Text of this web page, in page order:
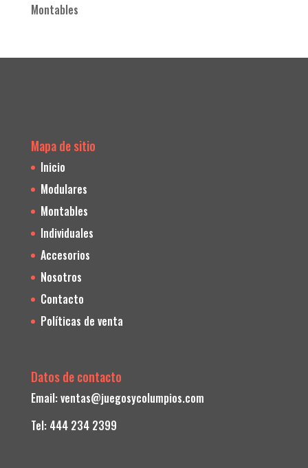
Montables
Mapa de sitio
Inicio
Modulares
Montables
Individuales
Accesorios
Nosotros
Contacto
Políticas de venta
Datos de contacto
Email:ventas@juegosycolumpios.com
Tel: 444 234 2399